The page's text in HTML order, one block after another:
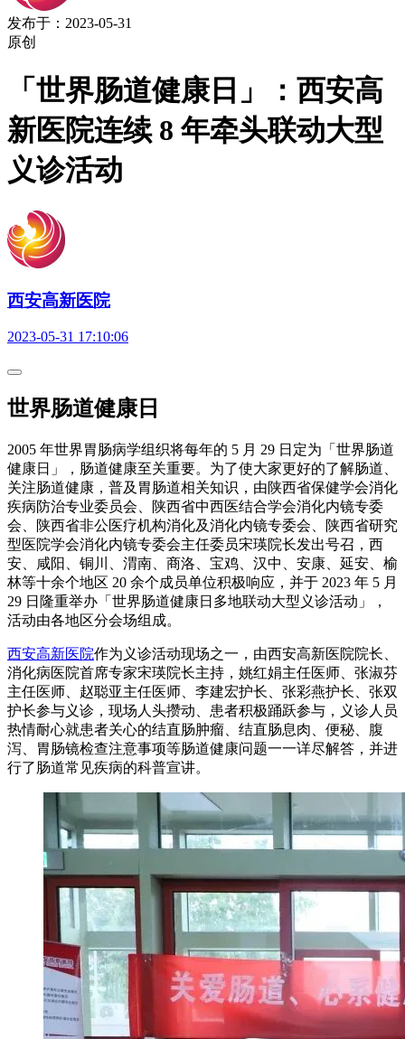
发布于：2023-05-31
原创
「世界肠道健康日」：西安高
新医院连续 8 年牵头联动大型
义诊活动
西安高新医院
2023-05-31 17:10:06
世界肠道健康日
2005 年世界胃肠病学组织将每年的 5 月 29 日定为「世界肠道
健康日」，肠道健康至关重要。为了使大家更好的了解肠道、
关注肠道健康，普及胃肠道相关知识，由陕西省保健学会消化
疾病防治专业委员会、陕西省中西医结合学会消化内镜专委
会、陕西省非公医疗机构消化及消化内镜专委会、陕西省研究
型医院学会消化内镜专委会主任委员宋瑛院长发出号召，西
安、咸阳、铜川、渭南、商洛、宝鸡、汉中、安康、延安、榆
林等十余个地区 20 余个成员单位积极响应，并于 2023 年 5 月
29 日隆重举办「世界肠道健康日多地联动大型义诊活动」，
活动由各地区分会场组成。
西安高新医院作为义诊活动现场之一，由西安高新医院院长、
消化病医院首席专家宋瑛院长主持，姚红娟主任医师、张淑芬
主任医师、赵聪亚主任医师、李建宏护长、张彩燕护长、张双
护长参与义诊，现场人头攒动、患者积极踊跃参与，义诊人员
热情耐心就患者关心的结直肠肿瘤、结直肠息肉、便秘、腹
泻、胃肠镜检查注意事项等肠道健康问题一一详尽解答，并进
行了肠道常见疾病的科普宣讲。